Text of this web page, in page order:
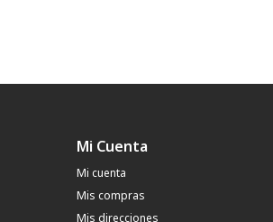
Mi Cuenta
Mi cuenta
Mis compras
Mis direcciones